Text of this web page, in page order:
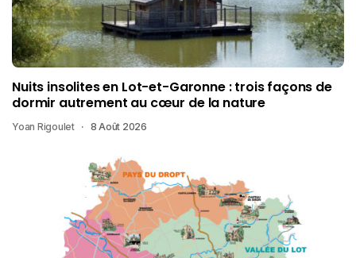
Nuits insolites en Lot-et-Garonne : trois façons de
dormir autrement au cœur de la nature
Yoan Rigoulet 8 Août 2026